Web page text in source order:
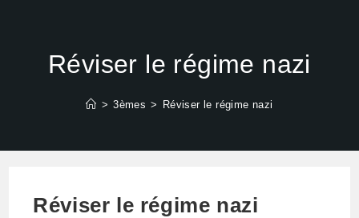
Réviser le régime nazi
> 3èmes > Réviser le régime nazi
Réviser le régime nazi